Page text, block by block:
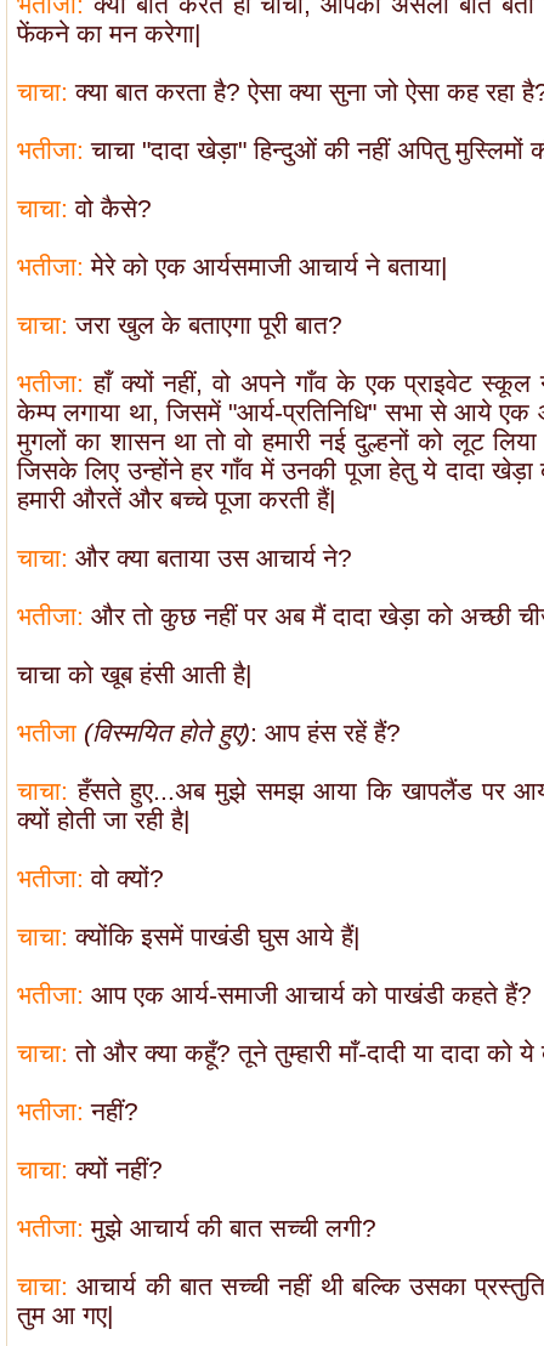
फेंकने का मन करेगा|
चाचा:क्या बात करता है? ऐसा क्या सुना जो ऐसा कह रहा
भतीजा:चाचा "दादा खेड़ा" हिन्दुओं की नहीं अपितु मुस्लिमों
चाचा:वो कैसे?
भतीजा:मेरे को एक आर्यसमाजी आचार्य ने बताया|
चाचा:जरा खुल के बताएगा पूरी बात?
भतीजा:हाँ क्यों नहीं, वो अपने गाँव के एक प्राइवेट
केम्प लगाया था, जिसमें "आर्य-प्रतिनिधि" सभा से आये एक
मुगलों का शासन था तो वो हमारी नई दुल्हनों को लूट
जिसके लिए उन्होंने हर गाँव में उनकी पूजा हेतु ये दादा
हमारी औरतें और बच्चे पूजा करती हैं|
चाचा: और क्या बताया उस आचार्य ने?
भतीजा: और तो कुछ नहीं पर अब मैं दादा खेड़ा को अच्छी
चाचा को खूब हंसी आती है|
भतीजा (विस्मयित होते हुए): आप हंस रहें हैं?
चाचा:हँसते हुए...अब मुझे समझ आया कि खापलैंड पर
क्यों होती जा रही है|
भतीजा: वो क्यों?
चाचा:क्योंकि इसमें पाखंडी घुस आये हैं|
भतीजा: आप एक आर्य-समाजी आचार्य को पाखंडी कहते हैं?
चाचा: तो और क्या कहूँ? तूने तुम्हारी माँ-दादी या दादा को ये
भतीजा:नहीं?
चाचा:क्यों नहीं?
भतीजा:मुझे आचार्य की बात सच्ची लगी?
चाचा:आचार्य की बात सच्ची नहीं थी बल्कि उसका
तुम आ गए|